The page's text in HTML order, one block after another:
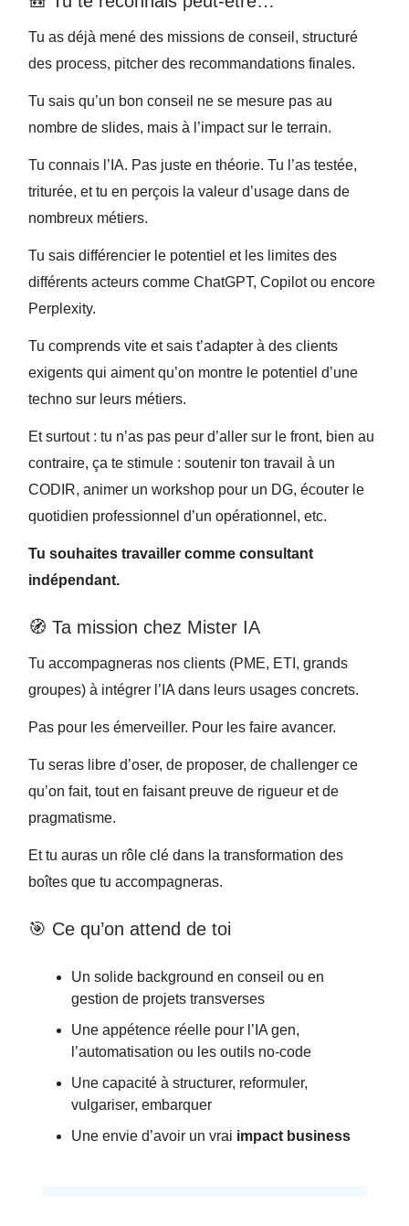
Tu as déjà mené des missions de conseil, structuré
des process, pitcher des recommandations finales.
Tu sais qu’un bon conseil ne se mesure pas au
nombre de slides, mais à l’impact sur le terrain.
Tu connais l’IA. Pas juste en théorie. Tu l’as testée,
triturée, et tu en perçois la valeur d’usage dans de
nombreux métiers.
Tu sais différencier le potentiel et les limites des
différents acteurs comme ChatGPT, Copilot ou encore
Perplexity.
Tu comprends vite et sais t’adapter à des clients
exigents qui aiment qu’on montre le potentiel d’une
techno sur leurs métiers.
Et surtout : tu n’as pas peur d’aller sur le front, bien au
contraire, ça te stimule : soutenir ton travail à un
CODIR, animer un workshop pour un DG, écouter le
quotidien professionnel d’un opérationnel, etc.
Tu souhaites travailler comme consultant
indépendant.
🧭 Ta mission chez Mister IA
Tu accompagneras nos clients (PME, ETI, grands
groupes) à intégrer l’IA dans leurs usages concrets.
Pas pour les émerveiller. Pour les faire avancer.
Tu seras libre d’oser, de proposer, de challenger ce
qu’on fait, tout en faisant preuve de rigueur et de
pragmatisme.
Et tu auras un rôle clé dans la transformation des
boîtes que tu accompagneras.
🎯 Ce qu’on attend de toi
Un solide background en conseil ou en
gestion de projets transverses
Une appétence réelle pour l’IA gen,
l’automatisation ou les outils no-code
Une capacité à structurer, reformuler,
vulgariser, embarquer
Une envie d’avoir un vrai impact business